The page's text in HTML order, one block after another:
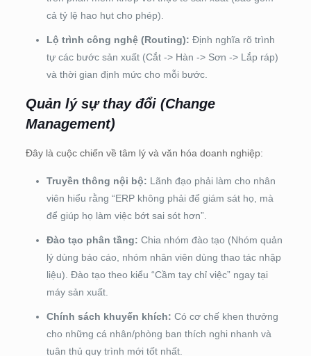
cả tỷ lệ hao hụt cho phép).
Lộ trình công nghệ (Routing): Định nghĩa rõ trình
tự các bước sản xuất (Cắt -> Hàn -> Sơn -> Lắp ráp)
và thời gian định mức cho mỗi bước.
Quản lý sự thay đổi (Change
Management)
Đây là cuộc chiến về tâm lý và văn hóa doanh nghiệp:
Truyền thông nội bộ: Lãnh đạo phải làm cho nhân
viên hiểu rằng “ERP không phải để giám sát họ, mà
để giúp họ làm việc bớt sai sót hơn”.
Đào tạo phân tầng: Chia nhóm đào tạo (Nhóm quản
lý dùng báo cáo, nhóm nhân viên dùng thao tác nhập
liệu). Đào tạo theo kiểu “Cầm tay chỉ việc” ngay tại
máy sản xuất.
Chính sách khuyến khích: Có cơ chế khen thưởng
cho những cá nhân/phòng ban thích nghi nhanh và
tuân thủ quy trình mới tốt nhất.